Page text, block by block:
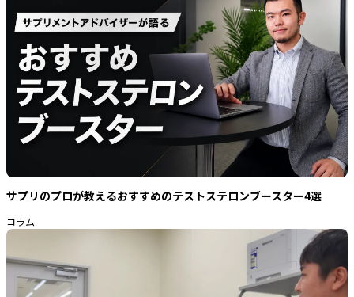
サプリのプロが教えるおすすめのテストステロンブースター4選
コラム